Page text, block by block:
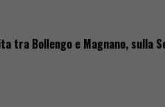
tra Bollengo e Magnano, sulla